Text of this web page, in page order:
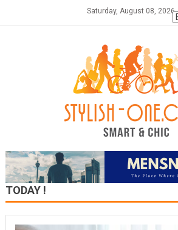
Saturday, August 08, 2026
TODAY !